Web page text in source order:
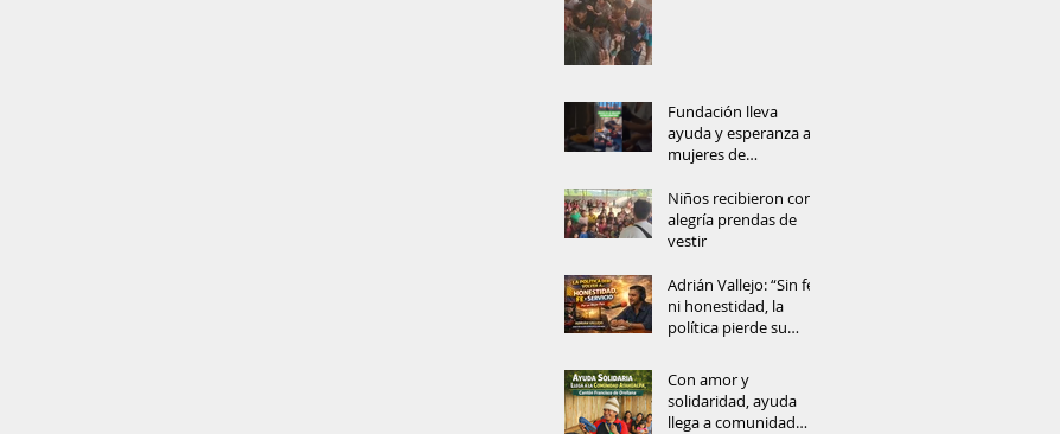
Fundación lleva
ayuda y esperanza a
mujeres de
amazónica
Niños recibieron con
alegría prendas de
vestir
Adrián Vallejo: “Sin fe
ni honestidad, la
política pierde su
Con amor y
solidaridad, ayuda
llega a comunidad